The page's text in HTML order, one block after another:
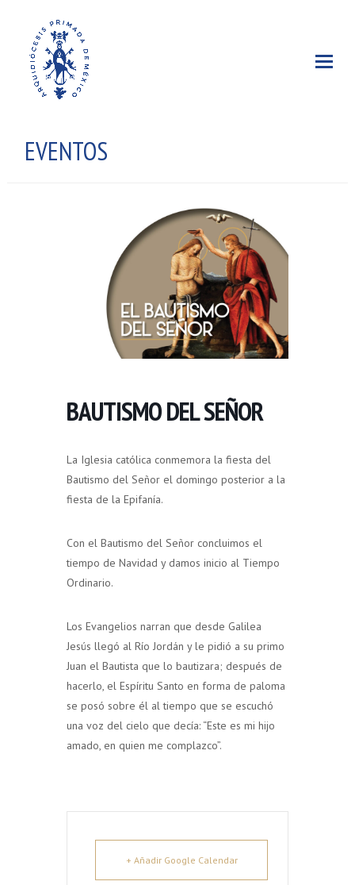
EVENTOS
BAUTISMO DEL SEÑOR
La Iglesia católica conmemora la fiesta del
Bautismo del Señor el domingo posterior a la
fiesta de la Epifanía.
Con el Bautismo del Señor concluimos el
tiempo de Navidad y damos inicio al Tiempo
Ordinario.
Los Evangelios narran que desde Galilea
Jesús llegó al Río Jordán y le pidió a su primo
Juan el Bautista que lo bautizara; después de
hacerlo, el Espíritu Santo en forma de paloma
se posó sobre él al tiempo que se escuchó
una voz del cielo que decía: “Este es mi hijo
amado, en quien me complazco”.
+ Añadir Google Calendar